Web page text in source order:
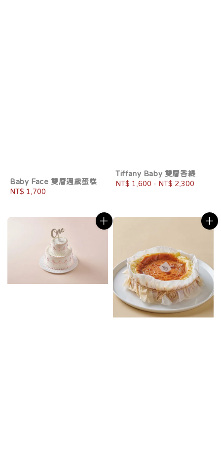
Baby Face 雙層週歲蛋糕
Regular
NT$ 1,700
Tiffany Baby 雙層香緹
Regular
NT$ 1,600 - NT$ 2,300